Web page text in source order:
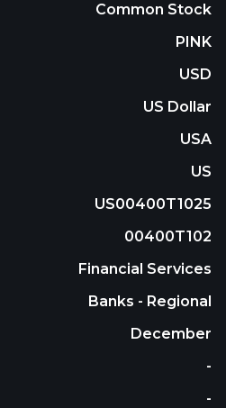
Common Stock
PINK
USD
US Dollar
USA
US
US00400T1025
00400T102
Financial Services
Banks - Regional
December
-
-